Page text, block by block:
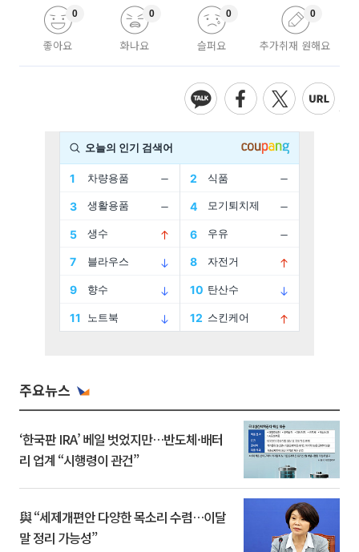
좋아요
0
화나요
0
슬퍼요
0
추가취재 원해요
0
주요뉴스
‘한국판 IRA’ 베일 벗었지만…반도체·배터
리 업계 “시행령이 관건”
與 “세제개편안 다양한 목소리 수렴…이달
말 정리 가능성”